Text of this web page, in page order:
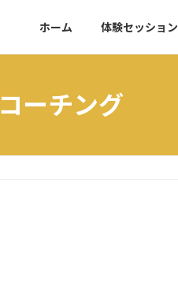
ホーム 体験セッション
コーチング